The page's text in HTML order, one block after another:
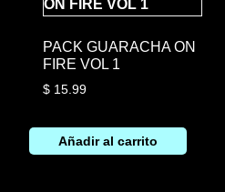
PACK GUARACHA ON
FIRE VOL 1
$15.99
Añadir al carrito